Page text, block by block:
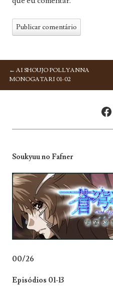
NAVEGAÇÃO DE
← AI SHOUJO POLLYANNA
MONOGATARI 01-02
Soukyuu no Fafner
00/26
Episódios 01-13